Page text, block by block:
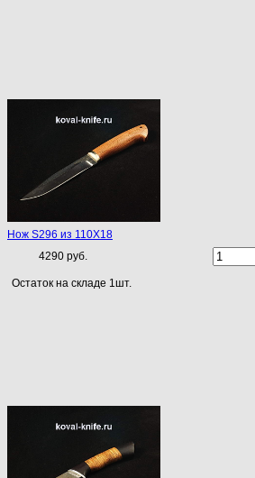
Нож S296 из 110Х18
4290 руб.
Остаток на складе 1шт.